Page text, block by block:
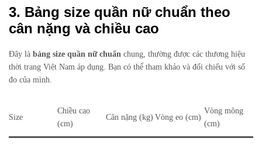
3. Bảng size quần nữ chuẩn theo
cân nặng và chiều cao
Đây là bảng size quần nữ chuẩn chung, thường được các thương hiệu
thời trang Việt Nam áp dụng. Bạn có thể tham khảo và đối chiếu với số
đo của mình.
Size
Chiều cao
(cm)
Cân nặng (kg) Vòng eo (cm)
Vòng mông
(cm)